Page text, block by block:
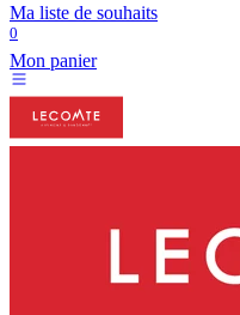
Ma liste de souhaits
0
Mon panier